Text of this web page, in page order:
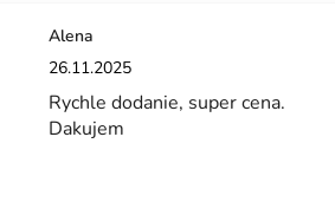
Alena
Hodnotenie obchodu je 5 z 5 hviezdičiek.
26.11.2025
Rychle dodanie, super cena.
Dakujem